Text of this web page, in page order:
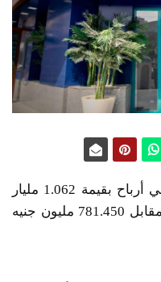
حقق البنك المصري الخليجي صافي أرباح بقيمة 1.062 مليار
جنيه بنهاية الربع الأول من 2026، مقابل 781.450 مليون جنيه